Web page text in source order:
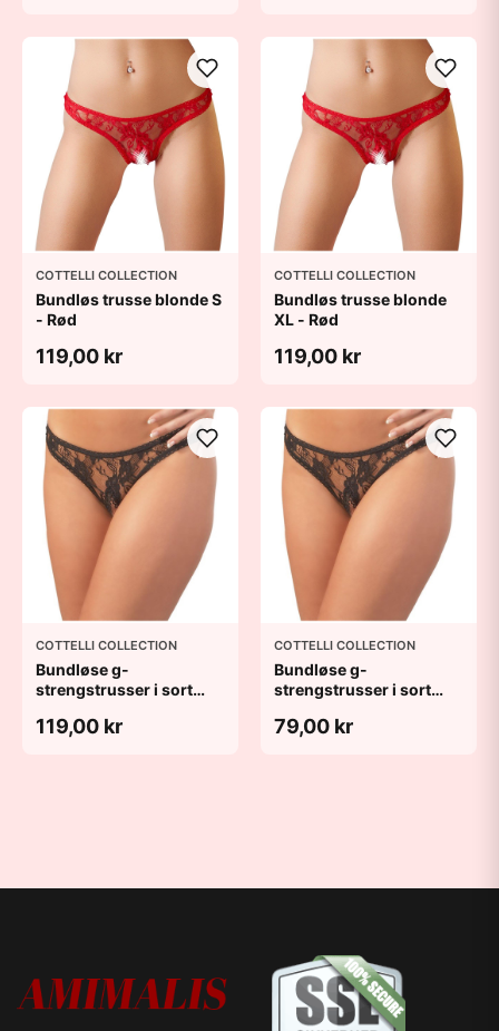
COTTELLI COLLECTION
Bundløs trusse blonde S
- Rød
119,00 kr
COTTELLI COLLECTION
Bundløs trusse blonde
XL - Rød
119,00 kr
COTTELLI COLLECTION
Bundløse g-
strengstrusser i sort
119,00 kr
COTTELLI COLLECTION
Bundløse g-
strengstrusser i sort
79,00 kr